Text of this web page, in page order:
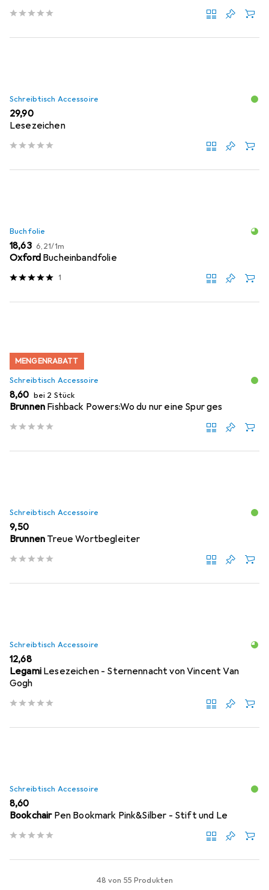
Schreibtisch Accessoire
EUR
29,90
Lesezeichen
Buchfolie
EUR
18,63 EUR
6,21/1m
Oxford Bucheinbandfolie
1
MENGENRABATT
Schreibtisch Accessoire
EUR
8,60 bei 2 Stück
Brunnen Fishback Powers:Wo du nur eine Spur ges
Schreibtisch Accessoire
EUR
9,50
Brunnen Treue Wortbegleiter
Schreibtisch Accessoire
EUR
12,68
Legami Lesezeichen - Sternennacht von Vincent Van
Gogh
Schreibtisch Accessoire
EUR
8,60
Bookchair Pen Bookmark Pink&Silber - Stift und Le
48 von 55 Produkten